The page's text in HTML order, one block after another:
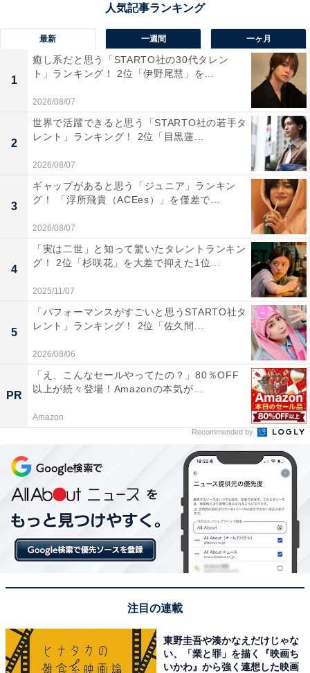
1位：松島聡／108票
View this post on Instagram
最新 一週間 一ヶ月
1
癒し系だと思う「STARTO社の30代タレン
ト」ランキング！ 2位「伊野尾慧」を...
2026/08/07
2
世界で活躍できると思う「STARTO社の若手タ
レント」ランキング！ 2位「目黒蓮...
2026/08/07
3
ギャップがあると思う「ジュニア」ランキン
グ！ 「浮所飛貴（ACEes）」を僅差で...
2026/08/07
4
「実は二世」と知って驚いたタレントランキン
グ！ 2位「杉咲花」を大差で抑えた1位...
2025/11/07
5
「パフォーマンスがすごいと思うSTARTO社タ
レント」ランキング！ 2位「佐久間...
2026/08/06
PR
「え、こんなセールやってたの？」80％OFF
以上が続々登場！Amazonの本気が...
Amazon
Recommended by
注目の連載
東野圭吾や湊かなえだけじゃな
い、「業と罪」を描く『映画ち
いかわ』から強く連想した映画